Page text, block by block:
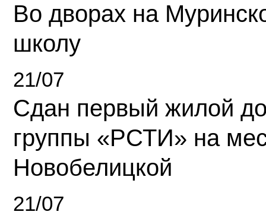
Во дворах на
школу
21/07
Сдан первый жилой
группы «РСТИ» на
Новобелицкой
21/07